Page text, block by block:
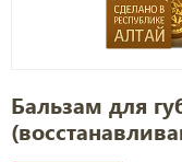
Бальзам для